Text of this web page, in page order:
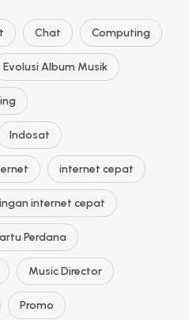
Chat Computing
Evolusi Album Musik
Indosat
internet cepat
internet cepat
Perdana
Music Director
Promo